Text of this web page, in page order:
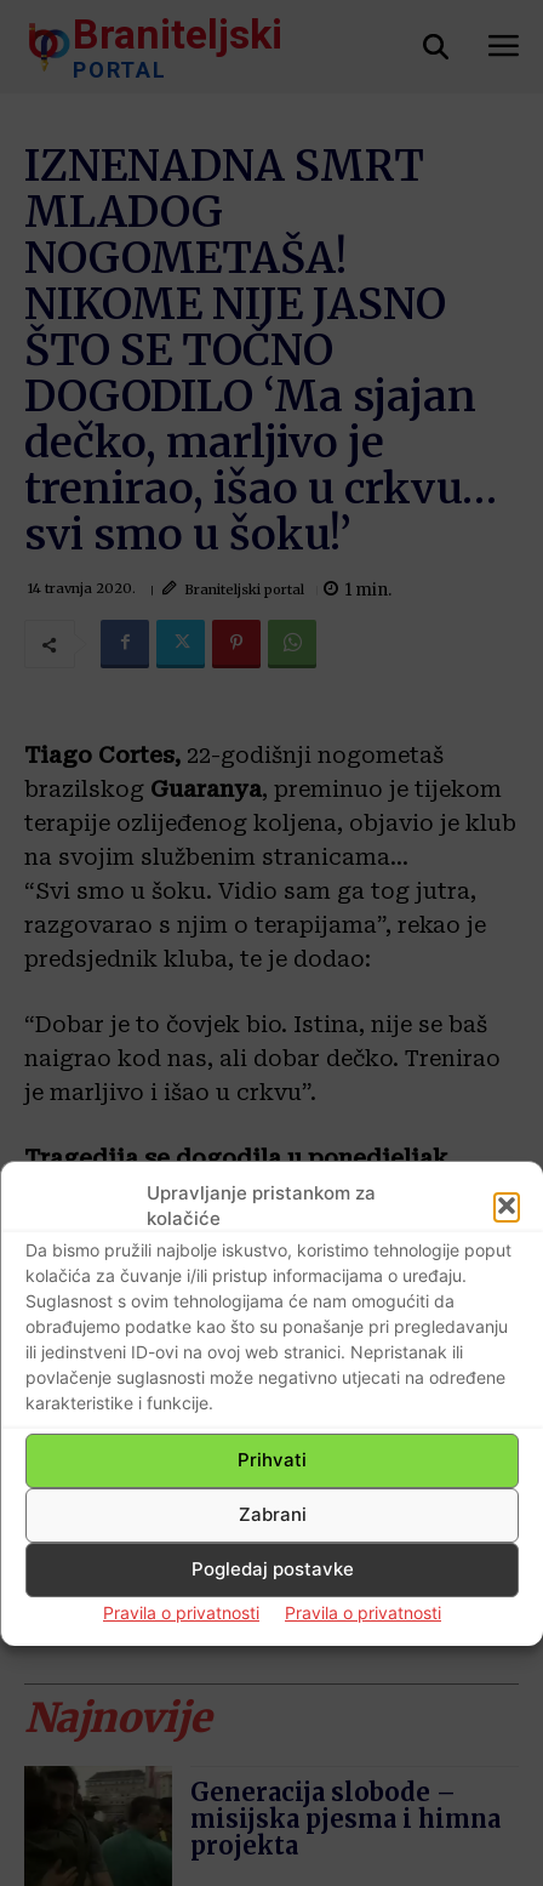
Upravljanje pristankom za
kolačiće
Da bismo pružili najbolje iskustvo, koristimo tehnologije poput
kolačića za čuvanje i/ili pristup informacijama o uređaju.
Suglasnost s ovim tehnologijama će nam omogućiti da
obrađujemo podatke kao što su ponašanje pri pregledavanju
ili jedinstveni ID-ovi na ovoj web stranici. Nepristanak ili
povlačenje suglasnosti može negativno utjecati na određene
karakteristike i funkcije.
Prihvati
Zabrani
Pogledaj postavke
Pravila o privatnosti Pravila o privatnosti
Braniteljski
PORTAL
IZNENADNA SMRT
MLADOG
NOGOMETAŠA!
NIKOME NIJE JASNO
ŠTO SE TOČNO
DOGODILO ‘Ma sjajan
dečko, marljivo je
trenirao, išao u crkvu…
svi smo u šoku!’
14 travnja 2020. Braniteljski portal 1 min.
Tiago Cortes, 22-godišnji nogometaš
brazilskog Guaranya, preminuo je tijekom
terapije ozlijeđenog koljena, objavio je klub
na svojim službenim stranicama…
“Svi smo u šoku. Vidio sam ga tog jutra,
razgovarao s njim o terapijama”, rekao je
predsjednik kluba, te je dodao:
“Dobar je to čovjek bio. Istina, nije se baš
naigrao kod nas, ali dobar dečko. Trenirao
je marljivo i išao u crkvu”.
Tragedija se dogodila u ponedjeljak
popodne. Tiago se oporavljao od ozljede
koljena i otišao je u bolnicu kod
fizioterapeuta. Tijekom tretmana
nogometašu je pozlilo i potom je ubrzo
preminuo.
Razlog smrti za sada je – nepoznat. Istraga
instagram
D.J.
Najnovije
Generacija slobode –
misijska pjesma i himna
projekta